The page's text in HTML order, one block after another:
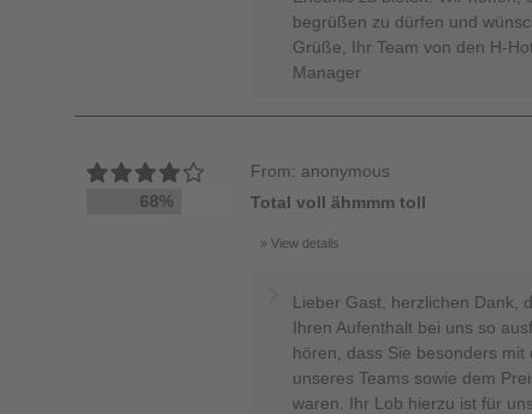
begrüßen zu dürfen und
Grüße, Ihr Team von den H-
Manager
68%
From: anonymous
Total voll ähmmm toll
View details
Lieber Gast, herzlichen Dank,
Ihren Aufenthalt bei uns so
hören, dass Sie besonders
unseres Teams sowie dem
waren. Ihr Lob hierzu ist für